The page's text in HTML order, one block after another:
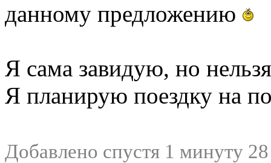
данному предложению
Я сама завидую, но
Я планирую поездку на
Добавлено спустя 1 минуту